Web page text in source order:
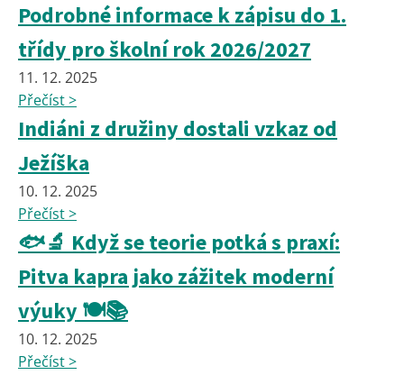
Podrobné informace k zápisu do 1.
třídy pro školní rok 2026/2027
11. 12. 2025
Přečíst >
Indiáni z družiny dostali vzkaz od
Ježíška
10. 12. 2025
Přečíst >
🐟🔬 Když se teorie potká s praxí:
Pitva kapra jako zážitek moderní
výuky 🍽️📚
10. 12. 2025
Přečíst >